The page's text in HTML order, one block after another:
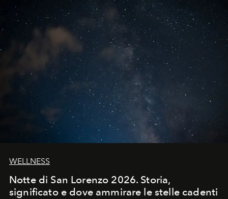
WELLNESS
Notte di San Lorenzo 2026. Storia,
significato e dove ammirare le stelle cadenti